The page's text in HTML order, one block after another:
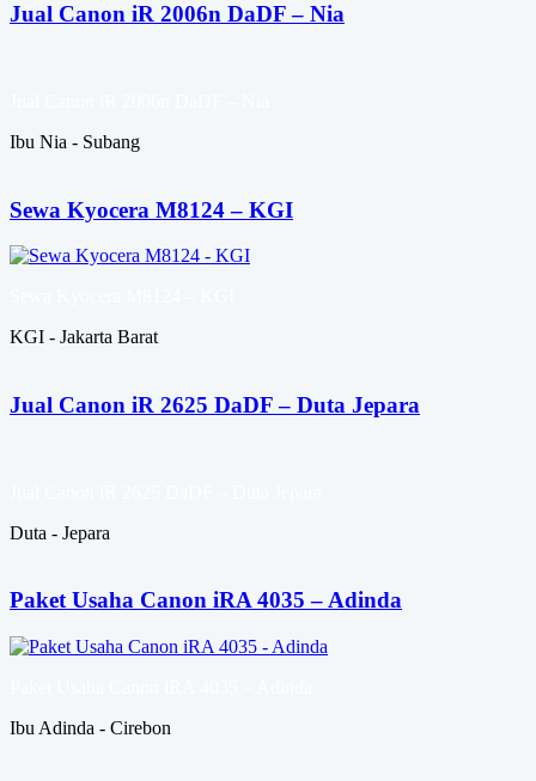
Jual Canon iR 2006n DaDF – Nia
Ibu Nia - Subang
Sewa Kyocera M8124 – KGI
KGI - Jakarta Barat
Jual Canon iR 2625 DaDF – Duta Jepara
Duta - Jepara
Paket Usaha Canon iRA 4035 – Adinda
Ibu Adinda - Cirebon